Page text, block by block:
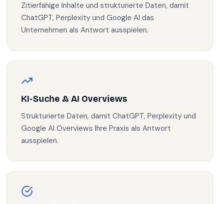
Zitierfähige Inhalte und strukturierte Daten, damit
ChatGPT, Perplexity und Google AI das
Unternehmen als Antwort ausspielen.
KI-Suche & AI Overviews
Strukturierte Daten, damit ChatGPT, Perplexity und
Google AI Overviews Ihre Praxis als Antwort
ausspielen.